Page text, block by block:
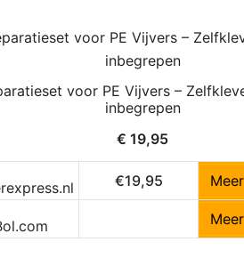
voor PE Vijvers –
inbegrepen
€ 19,95
€19,95